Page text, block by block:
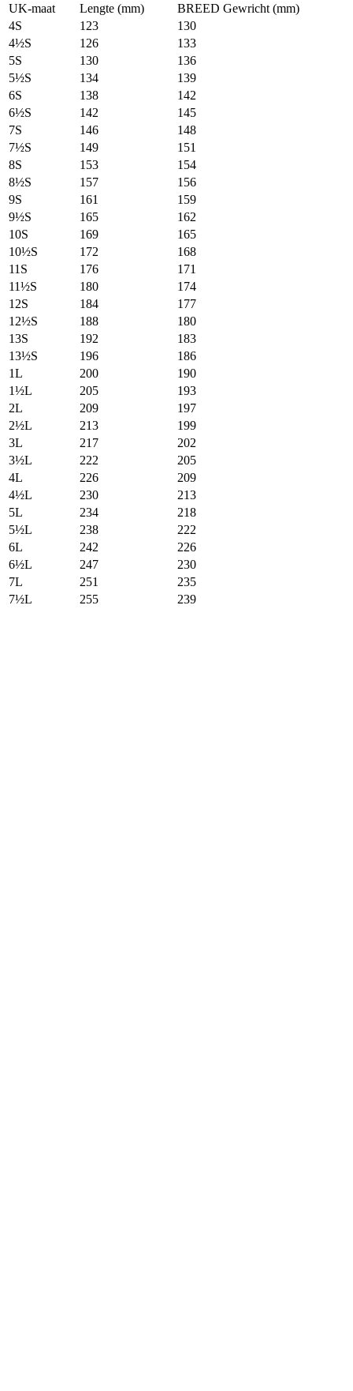
UK-maat Lengte (mm)
BREED Gewricht (mm)
4S
123
130
4½S
126
133
5S
130
136
5½S
134
139
6S
138
142
6½S
142
145
7S
146
148
7½S
149
151
8S
153
154
8½S
157
156
9S
161
159
9½S
165
162
10S
169
165
10½S
172
168
11S
176
171
11½S
180
174
12S
184
177
12½S
188
180
13S
192
183
13½S
196
186
1L
200
190
1½L
205
193
2L
209
197
2½L
213
199
3L
217
202
3½L
222
205
4L
226
209
4½L
230
213
5L
234
218
5½L
238
222
6L
242
226
6½L
247
230
7L
251
235
7½L
255 239